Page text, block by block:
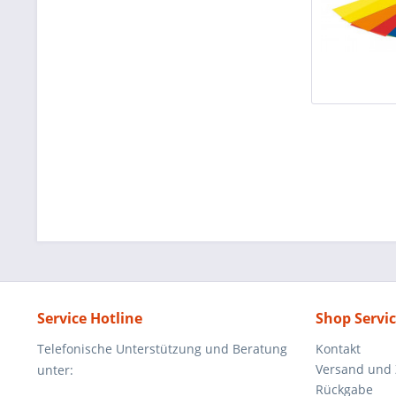
Service Hotline
Telefonische Unterstützung und Beratung
unter:
Shop
Kontakt
Versand
Rückgabe